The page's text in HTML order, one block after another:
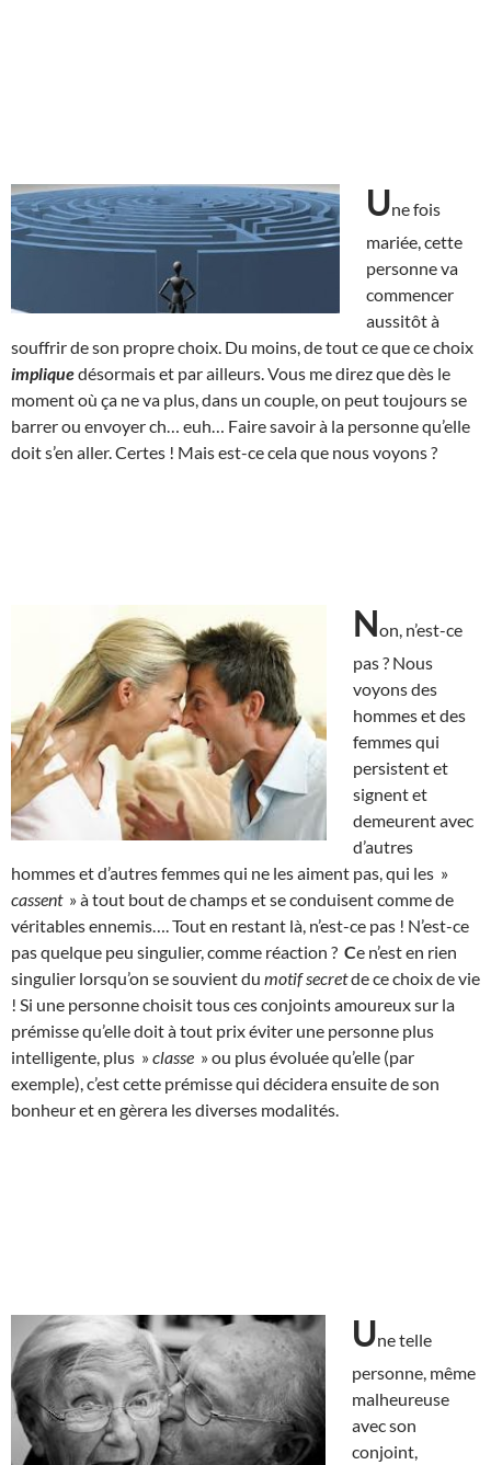
Une fois
mariée, cette
personne va
commencer
aussitôt à
souffrir de son propre choix. Du moins, de tout ce que ce choix
impliquedésormais et par ailleurs. Vous me direz que dès le
moment où ça ne va plus, dans un couple, on peut toujours se
barrer ou envoyer ch… euh… Faire savoir à la personne qu’elle
doit s’en aller. Certes ! Mais est-ce cela que nous voyons ?
Non, n’est-ce
pas ? Nous
voyons des
hommes et des
femmes qui
persistent et
signent et
demeurent avec
d’autres
hommes et d’autres femmes qui ne les aiment pas, qui les »
cassent» à tout bout de champs et se conduisent comme de
véritables ennemis…. Tout en restant là, n’est-ce pas ! N’est-ce
pas quelque peu singulier, comme réaction ? Ce n’est en rien
singulier lorsqu’on se souvient du motif secretde ce choix de vie
! Si une personne choisit tous ces conjoints amoureux sur la
prémisse qu’elle doit à tout prix éviter une personne plus
intelligente, plus »classe » ou plus évoluée qu’elle (par
exemple), c’est cette prémisse qui décidera ensuite de son
bonheur et en gèrera les diverses modalités.
Une telle
personne, même
malheureuse
avec son
conjoint,